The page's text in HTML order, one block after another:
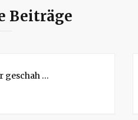
Beiträge
geschah …